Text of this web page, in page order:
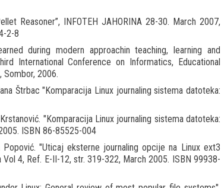
Reasoner”, INFOTEH JAHORINA 28-30. March 2007,
2-8
during modern approachin teaching, learning and
International Conference on Informatics, Educational
Sombor, 2006.
Štrbac "Komparacija Linux journaling sistema datoteka:
"Komparacija Linux journaling sistema datoteka:
ISBN 86-85525-004
"Uticaj eksterne journaling opcije na Linux ext3
4, Ref. E-II-12, str. 319-322, March 2005. ISBN 99938-